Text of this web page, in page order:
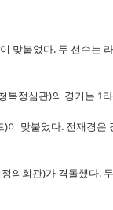
맞붙었다. 두 선수
정심관)의 경기는
맞붙었다. 전재경
의회관)가 격돌했